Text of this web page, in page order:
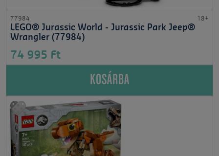
77984 18+
LEGO® Jurassic World - Jurassic Park Jeep®
Wrangler (77984)
74 995 Ft
KOSÁRBA